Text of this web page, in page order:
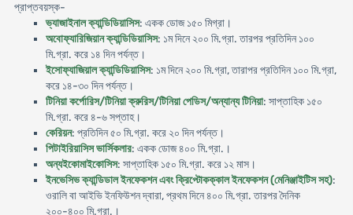
প্রাপ্তবয়স্ক-
ভ্যাজাইনাল ক্যান্ডিডিয়াসিস: একক ডোজ ১৫০ মিগ্রা।
অবোফ্যারিজিয়ান ক্যান্ডিডিয়াসিস: ১ম দিনে ২০০ মি.গ্রা. তারপর প্রতিদিন ১০০
মি.গ্রা. করে ১৪ দিন পর্যন্ত।
ইসোফ্যাজিয়াল ক্যান্ডিডিয়াসিস: ১ম দিনে ২০০ মি.গ্রা, তারাপর প্রতিদিন ১০০ মি.গ্রা,
করে ১৪-৩০ দিন পর্যন্ত।
টিনিয়া কর্পোরিস/টিনিয়া ক্রুরিস/টিনিয়া পেডিস/অন্যান্য টিনিয়া: সাপ্তাহিক ১৫০
মি.গ্রা. করে ৪-৬ সপ্তাহ।
কেরিয়ন: প্রতিদিন ৫০ মি.গ্রা. করে ২০ দিন পর্যন্ত।
পিটাইরিয়াসিস ভার্সিকলার: একক ডোজ ৪০০ মি.গ্রা.।
অন্যইকোমাইকোসিস: সাপ্তাহিক ১৫০ মি.গ্রা. করে ১২ মাস।
ইনভেসিভ ক্যান্ডিডাল ইনফেকশন এবং ক্রিপ্টোকক্কাল ইনফেকশন (মেনিঞ্জাইটিস সহ):
ওরালি বা আইভি ইনফিউশন দ্বারা, প্রথম দিনে ৪০০ মি.গ্রা. তারপর দৈনিক
২০০-৪০০ মি.গ্রা.।